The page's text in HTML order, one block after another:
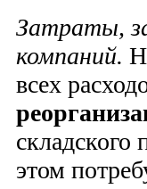
Затраты,
компаний.
всех
этом